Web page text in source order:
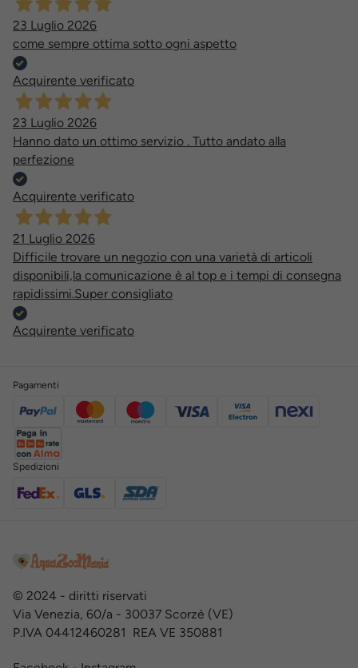
23 Luglio 2026
come sempre ottima sotto ogni aspetto
Acquirente verificato
23 Luglio 2026
Hanno dato un ottimo servizio . Tutto andato alla
perfezione
Acquirente verificato
21 Luglio 2026
Difficile trovare un negozio con una varietà di articoli
disponibili,la comunicazione è al top e i tempi di consegna
rapidissimi.Super consigliato
Acquirente verificato
Pagamenti
Spedizioni
© 2024 - diritti riservati
Via Venezia, 60/a - 30037 Scorzè (VE)
P.IVA 04412460281 REA VE 350881